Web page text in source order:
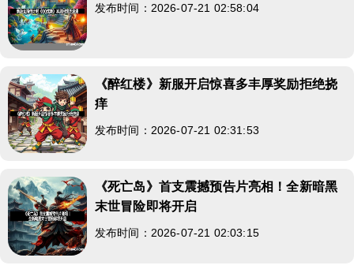
发布时间：2026-07-21 02:58:04
《醉红楼》新服开启惊喜多丰厚奖励拒绝挠
痒
发布时间：2026-07-21 02:31:53
《死亡岛》首支震撼预告片亮相！全新暗黑
末世冒险即将开启
发布时间：2026-07-21 02:03:15